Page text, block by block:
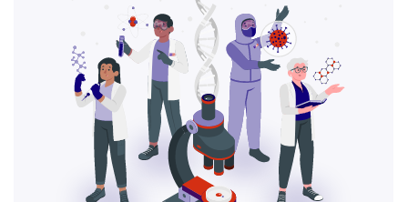
Безопасный и точный метод для
обследования внутренних органов.